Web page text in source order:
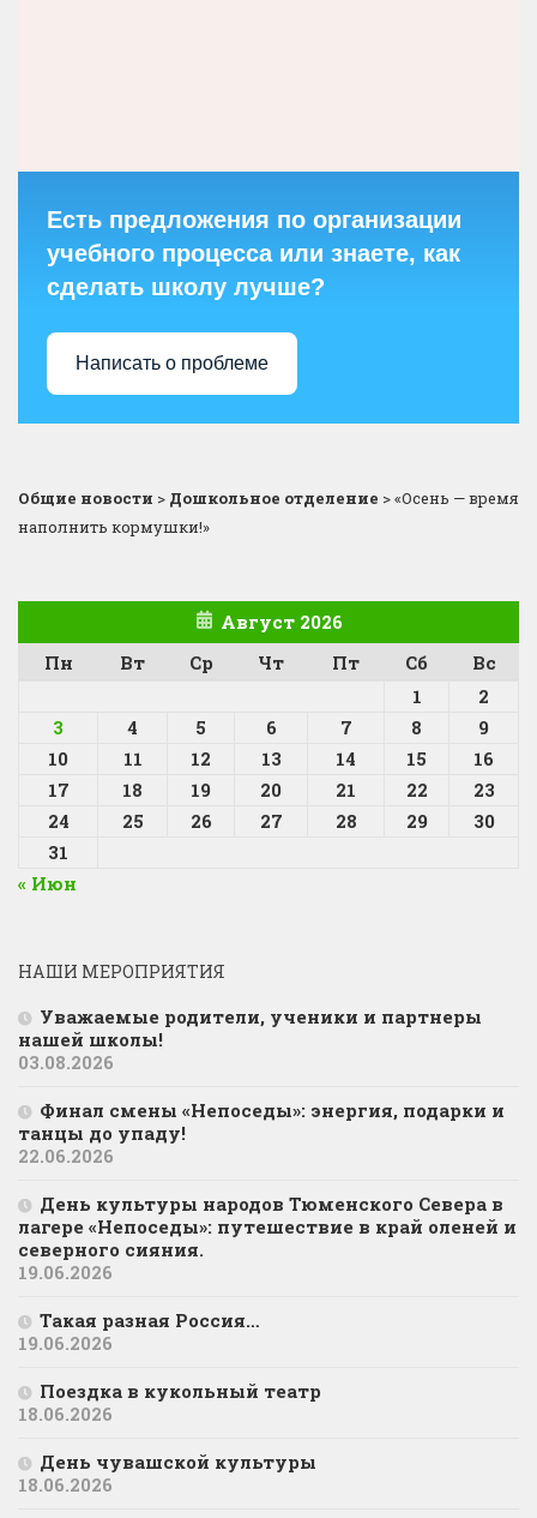
Есть предложения по организации
учебного процесса или знаете, как
сделать школу лучше?
Написать о проблеме
Общие новости > Дошкольное отделение >«Осень — время
наполнить кормушки!»
Август 2026
Пн
Вт Ср Чт Пт Сб
Вс
1
2
3
4 5 6 7 8
9
10
11 12 13 14 15
16
17
18 19 20 21 22
23
24
25 26 27 28 29
30
31
« Июн
НАШИ МЕРОПРИЯТИЯ
Уважаемые родители, ученики и партнеры
нашей школы!
03.08.2026
Финал смены «Непоседы»: энергия, подарки и
танцы до упаду!
22.06.2026
День культуры народов Тюменского Севера в
лагере «Непоседы»: путешествие в край оленей и
северного сияния.
19.06.2026
Такая разная Россия…
19.06.2026
Поездка в кукольный театр
18.06.2026
День чувашской культуры
18.06.2026